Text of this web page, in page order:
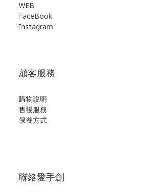
WEB
FaceBook
Instagram
顧客服務
購物說明
售後服務
保養方式
聯絡愛手創